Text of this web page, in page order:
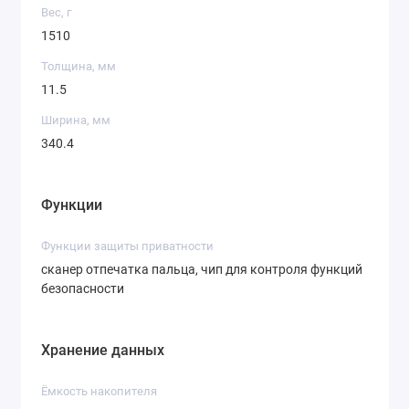
Вес, г
1510
Толщина, мм
11.5
Ширина, мм
340.4
Функции
Функции защиты приватности
сканер отпечатка пальца, чип для контроля функций
безопасности
Хранение данных
Ёмкость накопителя